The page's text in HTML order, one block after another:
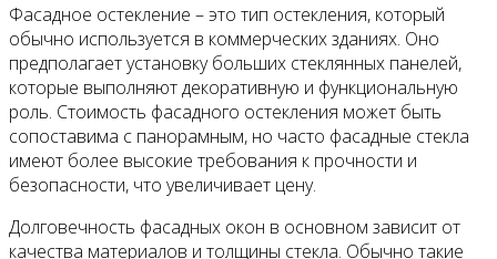
Фасадное остекление – это тип остекления, который
обычно используется в коммерческих зданиях. Оно
предполагает установку больших стеклянных панелей,
которые выполняют декоративную и функциональную
роль. Стоимость фасадного остекления может быть
сопоставима с панорамным, но часто фасадные стекла
имеют более высокие требования к прочности и
безопасности, что увеличивает цену.
Долговечность фасадных окон в основном зависит от
качества материалов и толщины стекла. Обычно такие